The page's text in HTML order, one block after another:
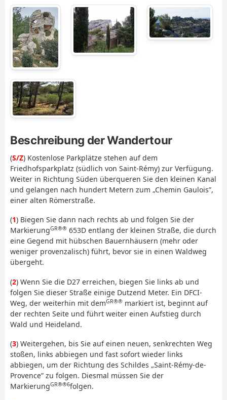
Beschreibung der Wandertour
(S/Z) Kostenlose Parkplätze stehen auf dem
Friedhofsparkplatz (südlich von Saint-Rémy) zur Verfügung.
Weiter in Richtung Süden überqueren Sie den kleinen Kanal
und gelangen nach hundert Metern zum „Chemin Gaulois”,
einer alten Römerstraße.
(1) Biegen Sie dann nach rechts ab und folgen Sie der
MarkierungGR®® 653D entlang der kleinen Straße, die durch
eine Gegend mit hübschen Bauernhäusern (mehr oder
weniger provenzalisch) führt, bevor sie in einen Waldweg
übergeht.
(2) Wenn Sie die D27 erreichen, biegen Sie links ab und
folgen Sie dieser Straße einige Dutzend Meter. Ein DFCI-
Weg, der weiterhin mit demGR®® markiert ist, beginnt auf
der rechten Seite und führt weiter einen Aufstieg durch
Wald und Heideland.
(3) Weitergehen, bis Sie auf einen neuen, senkrechten Weg
stoßen, links abbiegen und fast sofort wieder links
abbiegen, um der Richtung des Schildes „Saint-Rémy-de-
Provence” zu folgen. Diesmal müssen Sie der
MarkierungGR®®6folgen.